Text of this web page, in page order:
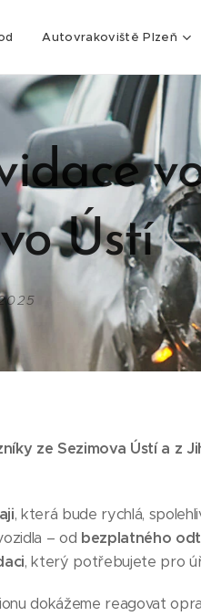
Autovrakoviště Plzeň
Ústí
ze Sezimova Ústí a z
, která bude rychlá,
– od bezplatného
, který potřebujete pro
dokážeme reagovat